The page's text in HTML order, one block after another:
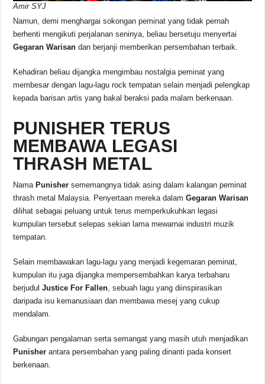
Amir SYJ
Namun, demi menghargai sokongan peminat yang tidak pernah
berhenti mengikuti perjalanan seninya, beliau bersetuju menyertai
Gegaran Warisan dan berjanji memberikan persembahan terbaik.
Kehadiran beliau dijangka mengimbau nostalgia peminat yang
membesar dengan lagu-lagu rock tempatan selain menjadi pelengkap
kepada barisan artis yang bakal beraksi pada malam berkenaan.
PUNISHER TERUS
MEMBAWA LEGASI
THRASH METAL
Nama Punisher sememangnya tidak asing dalam kalangan peminat
thrash metal Malaysia. Penyertaan mereka dalamGegaran Warisan
dilihat sebagai peluang untuk terus memperkukuhkan legasi
kumpulan tersebut selepas sekian lama mewarnai industri muzik
tempatan.
Selain membawakan lagu-lagu yang menjadi kegemaran peminat,
kumpulan itu juga dijangka mempersembahkan karya terbaharu
berjudulJustice For Fallen , sebuah lagu yang diinspirasikan
daripada isu kemanusiaan dan membawa mesej yang cukup
mendalam.
Gabungan pengalaman serta semangat yang masih utuh menjadikan
Punisher antara persembahan yang paling dinanti pada konsert
berkenaan.